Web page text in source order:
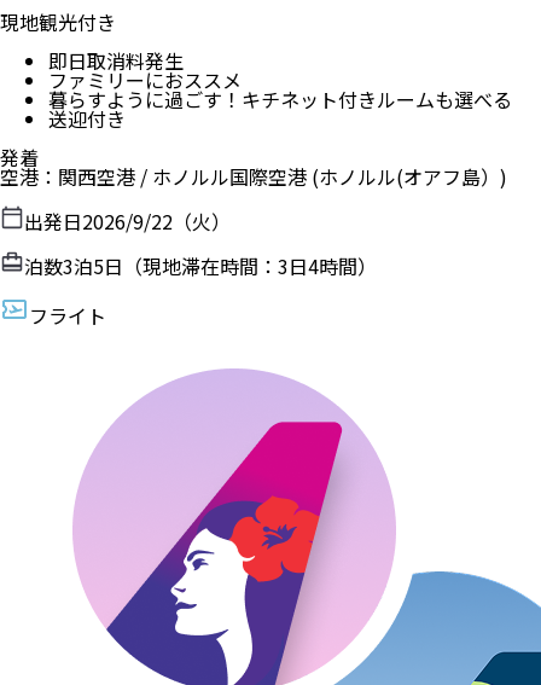
現地観光付き
即日取消料発生
ファミリーにおススメ
暮らすように過ごす！キチネット付きルームも選べる
送迎付き
発着
空港 ： 関西空港 / ホノルル国際空港 (ホノルル(オアフ島）)
出発日2026/9/22（火）
泊数3泊5日（現地滞在時間： 3日4時間）
フライト